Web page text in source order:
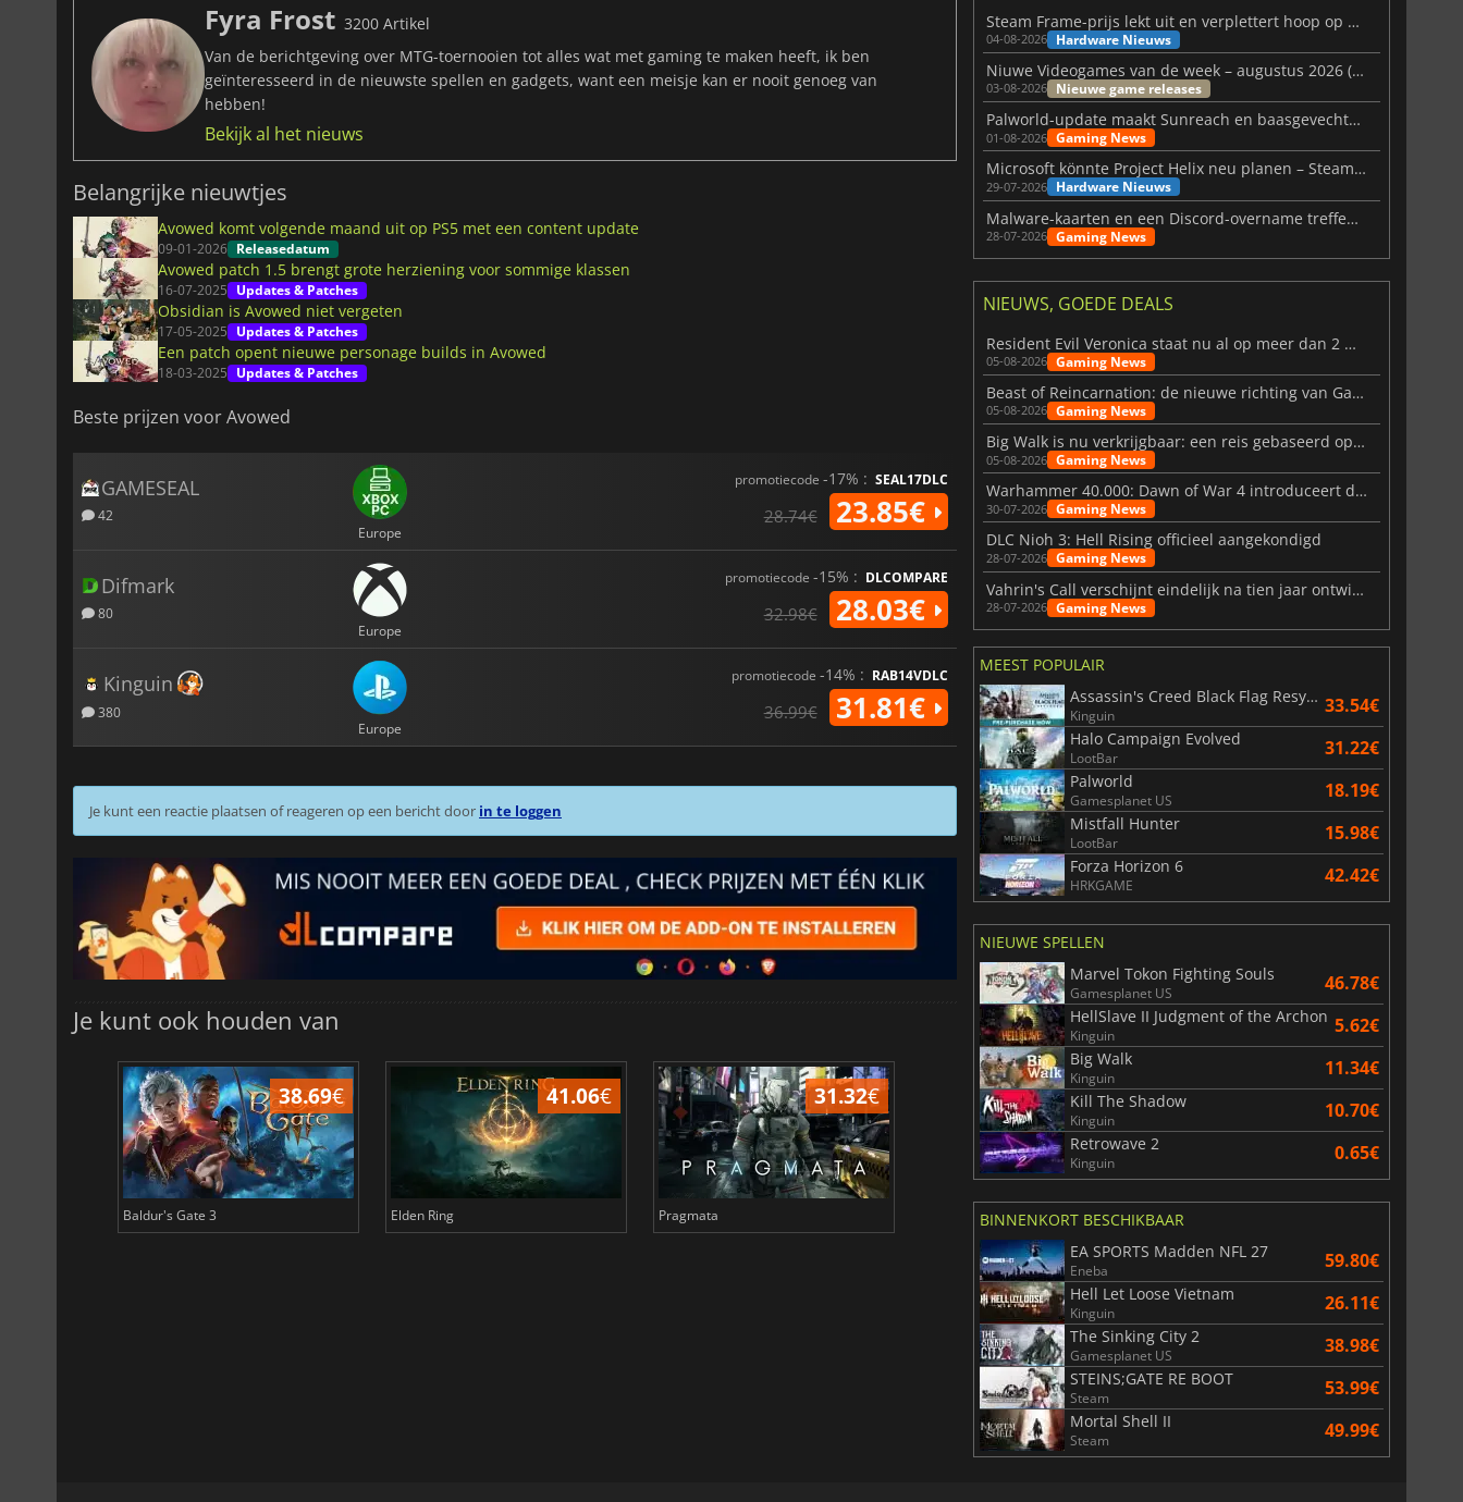
Fyra Frost 3200 Artikel
Van de berichtgeving over MTG-toernooien tot alles wat met gaming te maken heeft, ik ben
geïnteresseerd in de nieuwste spellen en gadgets, want een meisje kan er nooit genoeg van
hebben!
Bekijk al het nieuws
Belangrijke nieuwtjes
Avowed komt volgende maand uit op PS5 met een content update
09-01-2026 Releasedatum
Avowed patch 1.5 brengt grote herziening voor sommige klassen
16-07-2025 Updates & Patches
Obsidian is Avowed niet vergeten
17-05-2025 Updates & Patches
Een patch opent nieuwe personage builds in Avowed
18-03-2025 Updates & Patches
Beste prijzen voor Avowed
GAMESEAL
42
Europe
promotiecode -17% : SEAL17DLC
28.74€ 23.85€
Difmark
80
Europe
promotiecode -15% : DLCOMPARE
32.98€ 28.03€
Kinguin
380
Europe
promotiecode -14% : RAB14VDLC
36.99€ 31.81€
Je kunt een reactie plaatsen of reageren op een bericht door in te loggen
Je kunt ook houden van
38.69€
Baldur's Gate 3
41.06€
Elden Ring
31.32€
Pragmata
6.76€
Total War WARHAMMER 3
15.48
Steam Frame-prijs lekt uit en verplettert hoop op betaalbare VR
04-08-2026 Hardware Nieuws
Niuwe Videogames van de week – augustus 2026 (week 32)
03-08-2026 Nieuwe game releases
Palworld-update maakt Sunreach en baasgevechten stabieler
01-08-2026 Gaming News
Microsoft könnte Project Helix neu planen – Steam-Support wackelt
29-07-2026 Hardware Nieuws
Malware-kaarten en een Discord-overname treffen Meccha Chameleon
28-07-2026 Gaming News
NIEUWS, GOEDE DEALS
Resident Evil Veronica staat nu al op meer dan 2 miljoen verlanglijstjes
05-08-2026 Gaming News
Beast of Reincarnation: de nieuwe richting van Game Freak
05-08-2026 Gaming News
Big Walk is nu verkrijgbaar: een reis gebaseerd op vriendschap
05-08-2026 Gaming News
Warhammer 40.000: Dawn of War 4 introduceert de Necron-factie
30-07-2026 Gaming News
DLC Nioh 3: Hell Rising officieel aangekondigd
28-07-2026 Gaming News
Vahrin's Call verschijnt eindelijk na tien jaar ontwikkeling
28-07-2026 Gaming News
MEEST POPULAIR
Assassin's Creed Black Flag Resynced
Kinguin 33.54€
Halo Campaign Evolved
LootBar 31.22€
Palworld
Gamesplanet US 18.19€
Mistfall Hunter
LootBar 15.98€
Forza Horizon 6
HRKGAME 42.42€
NIEUWE SPELLEN
Marvel Tokon Fighting Souls
Gamesplanet US 46.78€
HellSlave II Judgment of the Archon
Kinguin 5.62€
Big Walk
Kinguin 11.34€
Kill The Shadow
Kinguin 10.70€
Retrowave 2
Kinguin 0.65€
BINNENKORT BESCHIKBAAR
EA SPORTS Madden NFL 27
Eneba 59.80€
Hell Let Loose Vietnam
Kinguin 26.11€
The Sinking City 2
Gamesplanet US 38.98€
STEINS;GATE RE BOOT
Steam 53.99€
Mortal Shell II
Steam 49.99€